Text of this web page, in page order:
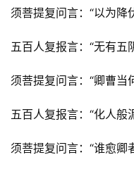
须菩提复问言：“以为降
五百人复报言：“无有五
须菩提复问言：“卿曹当
五百人复报言：“化人般
须菩提复问言：“谁愈卿